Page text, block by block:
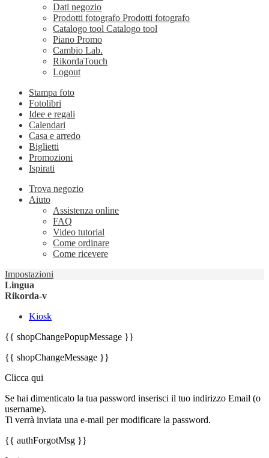
Dati negozio
Prodotti fotografo Prodotti fotografo
Catalogo tool Catalogo tool
Piano Promo
Cambio Lab.
RikordaTouch
Logout
Stampa foto
Fotolibri
Idee e regali
Calendari
Casa e arredo
Biglietti
Promozioni
Ispirati
Trova negozio
Aiuto
Assistenza online
FAQ
Video tutorial
Come ordinare
Come ricevere
Impostazioni
Lingua
Rikorda-v
Kiosk
{{ shopChangePopupMessage }}
{{ shopChangeMessage }}
Clicca qui
Se hai dimenticato la tua password inserisci il tuo indirizzo Email (o
username).
Ti verrà inviata una e-mail per modificare la password.
{{ authForgotMsg }}